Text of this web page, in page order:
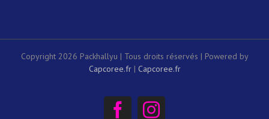
Copyright 2026 Packhallyu | Tous droits réservés | Powered by
Capcoree.fr| Capcoree.fr
FacebookInstagram